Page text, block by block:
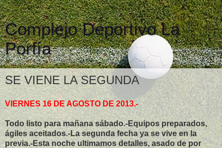
Complejo Deportivo La
Porfía
SE VIENE LA SEGUNDA
VIERNES 16 DE AGOSTO DE 2013.-
Todo listo para mañana sábado.-Equipos preparados,
ágiles aceitados.-La segunda fecha ya se vive en la
previa.-Esta noche ultimamos detalles, asado de por